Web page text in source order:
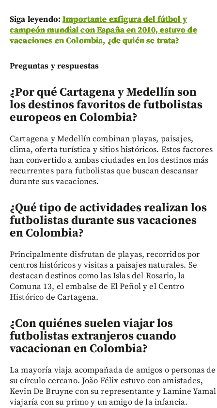
Siga leyendo:Importante exfigura del fútbol y
campeón mundial con España en 2010, estuvo de
vacaciones en Colombia, ¿de quién se trata?
Preguntas y respuestas
¿Por qué Cartagena y Medellín son
los destinos favoritos de futbolistas
europeos en Colombia?
Cartagena y Medellín combinan playas, paisajes,
clima, oferta turística y sitios históricos. Estos factores
han convertido a ambas ciudades en los destinos más
recurrentes para futbolistas que buscan descansar
durante sus vacaciones.
¿Qué tipo de actividades realizan los
futbolistas durante sus vacaciones
en Colombia?
Principalmente disfrutan de playas, recorridos por
centros históricos y visitas a paisajes naturales. Se
destacan destinos como las Islas del Rosario, la
Comuna 13, el embalse de El Peñol y el Centro
Histórico de Cartagena.
¿Con quiénes suelen viajar los
futbolistas extranjeros cuando
vacacionan en Colombia?
La mayoría viaja acompañada de amigos o personas de
su círculo cercano. João Félix estuvo con amistades,
Kevin De Bruyne con su representante y Lamine Yamal
viajaría con su primo y un amigo de la infancia.